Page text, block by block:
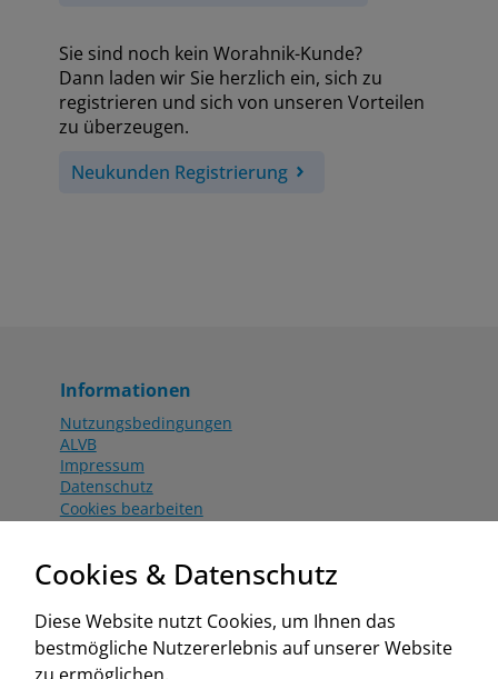
Sie sind noch kein Worahnik-Kunde?
Dann laden wir Sie herzlich ein, sich zu
registrieren und sich von unseren Vorteilen
zu überzeugen.
Neukunden Registrierung
Informationen
Nutzungsbedingungen
ALVB
Impressum
Datenschutz
Cookies bearbeiten
Aktionsbedingungen
www.worahnik.at
Zentrale Köttlach
Cookies & Datenschutz
Diese Website nutzt Cookies, um Ihnen das
bestmögliche Nutzererlebnis auf unserer Website